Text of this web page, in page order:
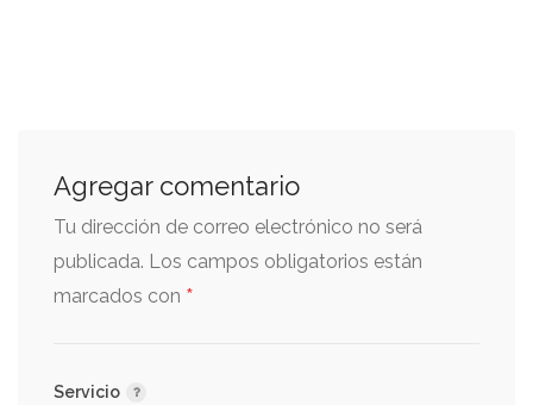
Agregar comentario
Tu dirección de correo electrónico no será
publicada. Los campos obligatorios están
marcados con *
Servicio